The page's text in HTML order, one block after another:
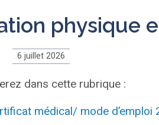
physique
6 juillet 2026
dans cette rubrique :
médical/ mode d’emploi